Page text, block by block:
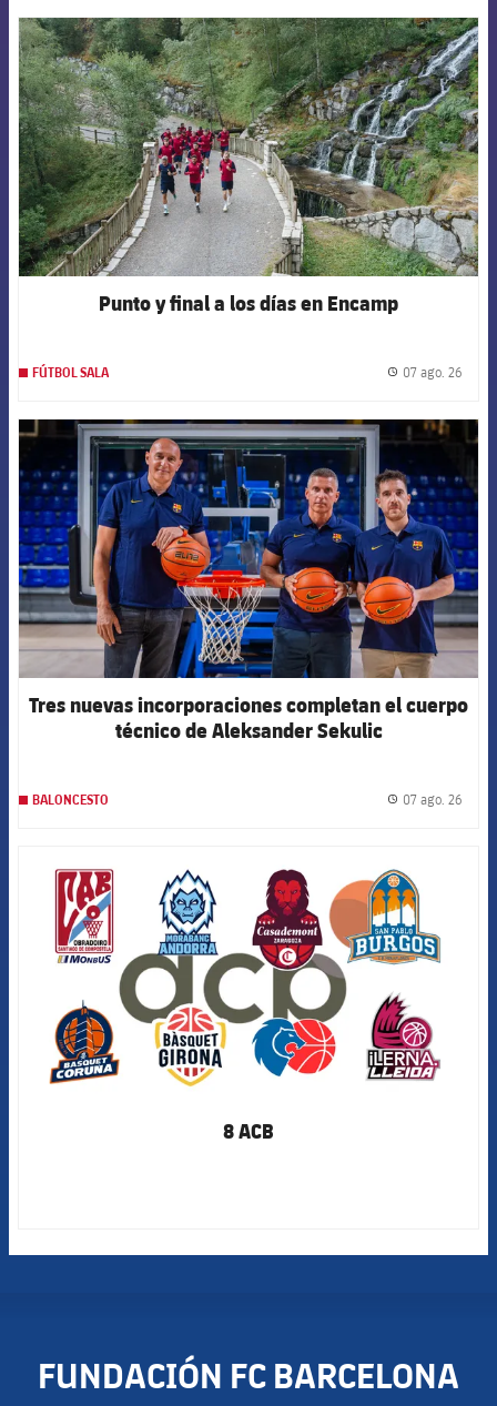
FCB Barcelona badge
Punto y final a los días en Encamp
FÚTBOL SALA 07 ago. 26
FCB Barcelona badge
Tres nuevas incorporaciones completan el cuerpo
técnico de Aleksander Sekulic
BALONCESTO 07 ago. 26
8 ACB
FUNDACIÓN FC BARCELONA